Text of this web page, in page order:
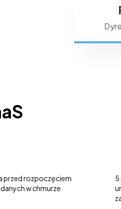
przed rozpoczęciem
w chmurze